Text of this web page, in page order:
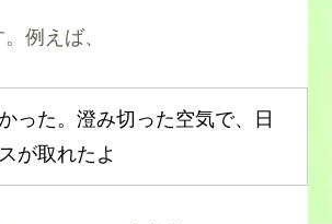
例えば、
った。澄み切った空気で、日
が取れたよ